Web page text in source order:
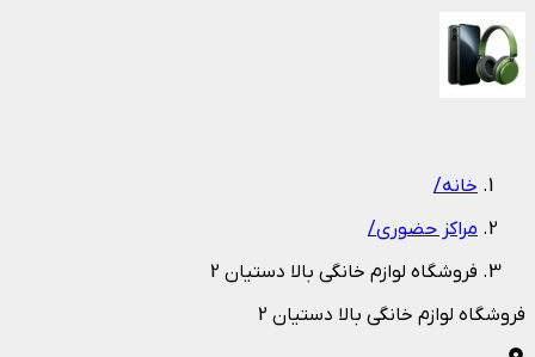
خانه/
مراکز حضوری/
فروشگاه لوازم خانگی بالا دستیان 2
فروشگاه لوازم خانگی بالا دستیان 2